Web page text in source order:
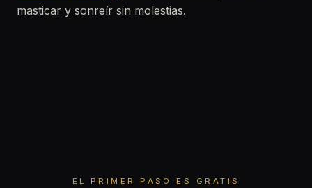
masticar y sonreír sin molestias.
EL PRIMER PASO ES GRATIS